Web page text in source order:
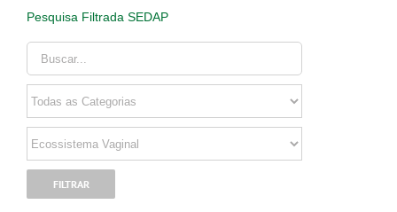
Pesquisa Filtrada SEDAP